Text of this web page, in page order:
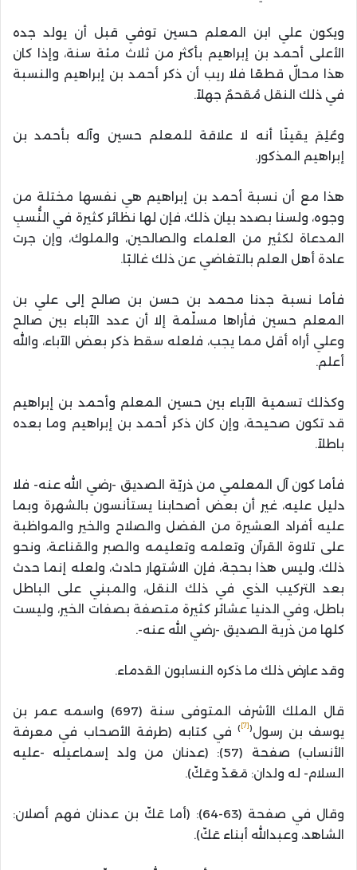
ويكون علي ابن المعلم حسين توفي قبل أن يولد جده
الأعلى أحمد بن إبراهيم بأكثر من ثلاث مئة سنة، وإذا كان
هذا محالٌ قطعًا فلا ريب أن ذكر أحمد بن إبراهيم والنسبة
في ذلك النقل مُقحمٌ جهلاً.
وعُلِمَ يقينًا أنه لا علاقة للمعلم حسين وآله بأحمد بن
إبراهيم المذكور.
هذا مع أن نسبة أحمد بن إبراهيم هي نفسها مختلة من
وجوه، ولسنا بصدد بيان ذلك، فإن لها نظائر كثيرة في النُّسبِ
المدعاة لكثير من العلماء والصالحين، والملوك، وإن جرت
عادة أهل العلم بالتغاضي عن ذلك غالبًا.
فأما نسبة جدنا محمد بن حسن بن صالح إلى علي بن
المعلم حسين فأراها مسلّمة إلا أن عدد الآباء بين صالح
وعلي أراه أقل مما يجب، فلعله سقط ذكر بعض الآباء، والله
أعلم.
وكذلك تسمية الآباء بين حسين المعلم وأحمد بن إبراهيم
قد تكون صحيحة، وإن كان ذكر أحمد بن إبراهيم وما بعده
باطلاً.
فأما كون آل المعلمي من ذريّة الصديق -رضي الله عنه- فلا
دليل عليه، غير أن بعض أصحابنا يستأنسون بالشهرة وبما
عليه أفراد العشيرة من الفضل والصلاح والخير والمواظبة
على تلاوة القرآن وتعلمه وتعليمه والصبر والقناعة، ونحو
ذلك، وليس هذا بحجة، فإن الاشتهار حادث، ولعله إنما حدث
بعد التركيب الذي في ذلك النقل، والمبني على الباطل
باطل، وفي الدنيا عشائر كثيرة متصفة بصفات الخير، وليست
كلها من ذرية الصديق -رضي الله عنه-.
وقد عارض ذلك ما ذكره النسابون القدماء.
قال الملك الأشرف المتوفى سنة (697) واسمه عمر بن
يوسف بن رسول(
[7]
)في كتابه (طرفة الأصحاب في معرفة
الأنساب) صفحة (57): (عدنان من ولد إسماعيله -عليه
السلام- له ولدان: مَعَدّ وعَكّ).
وقال في صفحة (63-64): (أما عَكّ بن عدنان فهم أصلان:
الشاهد، وعبدالله أبناء عَكّ).